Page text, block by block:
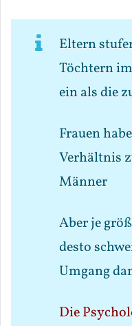
Eltern
Töchtern
ein als die
Frauen
Verhältnis
Männer
Aber je
desto
Umgang
Die